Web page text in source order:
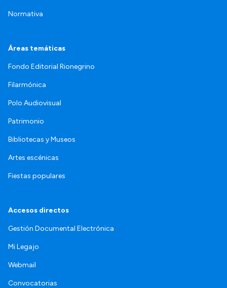
Normativa
Áreas temáticas
Fondo Editorial Rionegrino
Filarmónica
Polo Audiovisual
Patrimonio
Bibliotecas y Museos
Artes escénicas
Fiestas populares
Accesos directos
Gestión Documental Electrónica
Mi Legajo
Webmail
Convocatorias